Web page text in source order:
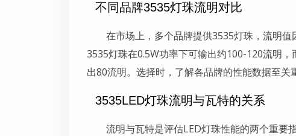
不同品牌3535灯珠流明对比
在市场上，多个品牌提供3535灯珠，流明
3535灯珠在0.5W功率下可输出约100-120流明
出80流明。选择时，了解各品牌的性能数据至关
3535LED灯珠流明与瓦特的关系
流明与瓦特是评估LED灯珠性能的两个重要